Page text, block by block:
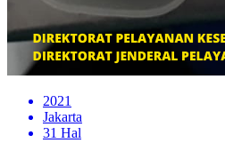
2021
Jakarta
31 Hal